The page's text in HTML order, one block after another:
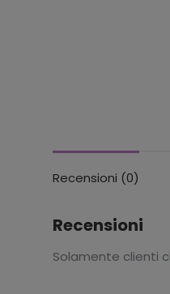
Recensioni (0)
Recensioni
Solamente clienti